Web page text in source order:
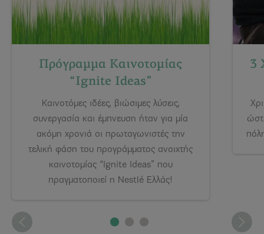
Πρόγραμμα Καινοτομίας
“Ignite Ideas”
Καινοτόμες ιδέες, βιώσιμες λύσεις,
συνεργασία και έμπνευση ήταν για μία
ακόμη χρονιά οι πρωταγωνιστές την
τελική φάση του προγράμματος ανοιχτής
καινοτομίας “Ιgnite Ideas” που
πραγματοποιεί η Nestlé Ελλάς!
3